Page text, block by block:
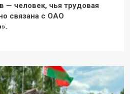
— человек, чья трудовая
связана с ОАО